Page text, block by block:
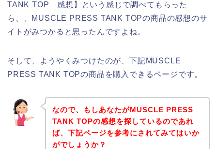
TANK TOP 感想】という感じで調べてもらった
ら、、MUSCLE PRESS TANK TOPの商品の感想のサ
イトがみつかると思ったんですよね。
そして、ようやくみつけたのが、下記MUSCLE
PRESS TANK TOPの商品を購入できるページです。
なので、もしあなたがMUSCLE PRESS
TANK TOPの感想を探しているのであれ
ば、下記ページを参考にされてみてはいか
がでしょうか？